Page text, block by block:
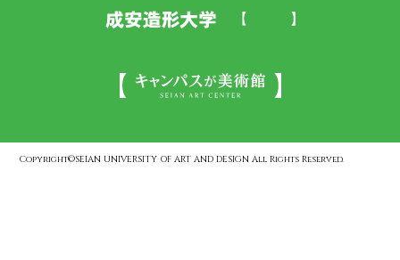
Copyright©SEIAN UNIVERSITY OF ART AND DESIGN All Rights Reserved.